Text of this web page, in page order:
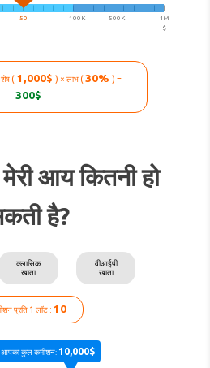
|
50
100K
500K
1M
$
शेष ( 1,000$) × लाभ (30%) =
300$
मेरी आय कितनी हो
है?
क्लासिक
खाता
वीआईपी
खाता
प्रति 1 लॉट : 10
आपका कुल कमीशन: 10,000$